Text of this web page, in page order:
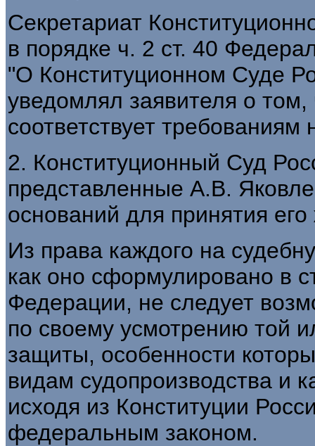
Секретариат
в порядке ч. 2 ст. 40
"О Конституционном Суде
уведомлял заявителя о том,
соответствует требованиям
2. Конституционный Суд
представленные А.В.
оснований для принятия
Из права каждого на
как оно сформулировано в
Федерации, не следует
по своему усмотрению той
защиты, особенности
видам судопроизводства и
исходя из Конституции
федеральным законом.